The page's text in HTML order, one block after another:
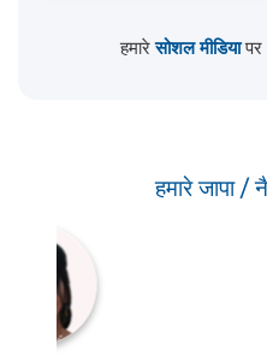
हमारेसोशल मीडियापर
हमारे जापा /